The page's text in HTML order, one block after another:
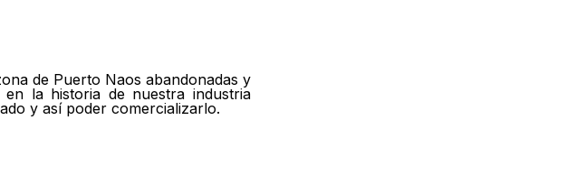
de Puerto Naos abandonadas y
la historia de nuestra industria
y así poder comercializarlo.